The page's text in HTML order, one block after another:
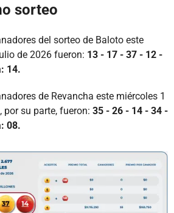
sorteo
del sorteo de Baloto este
de 2026 fueron: 13 - 17 - 37 - 12 -
14.
de Revancha este miércoles 1
por su parte, fueron: 35 - 26 - 14 - 34 -
08.